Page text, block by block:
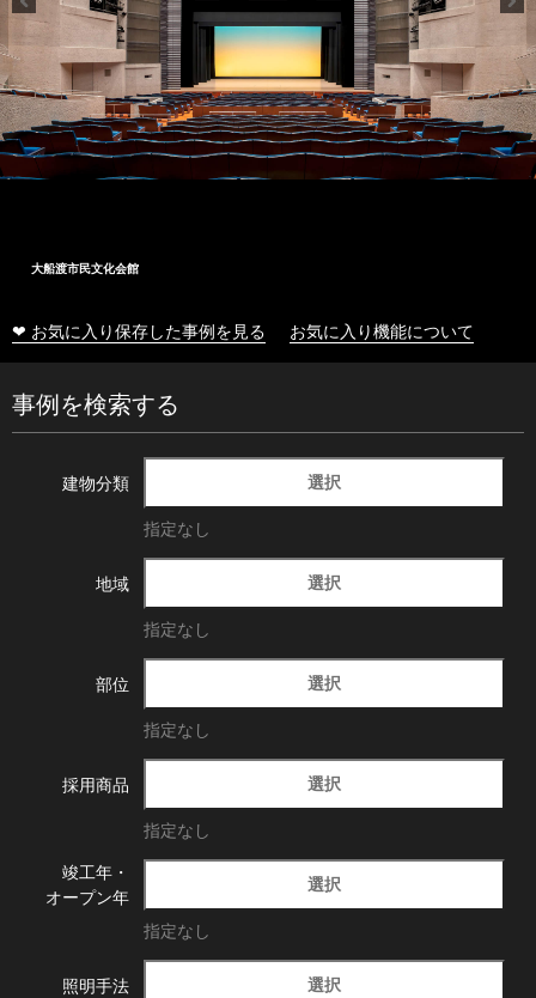
大船渡市民文化会館
❤ お気に入り保存した事例を見る お気に入り機能について
事例を検索する
建物分類 選択
指定なし
地域 選択
指定なし
部位 選択
指定なし
採用商品 選択
指定なし
竣工年・
オープン年
選択
指定なし
照明手法 選択